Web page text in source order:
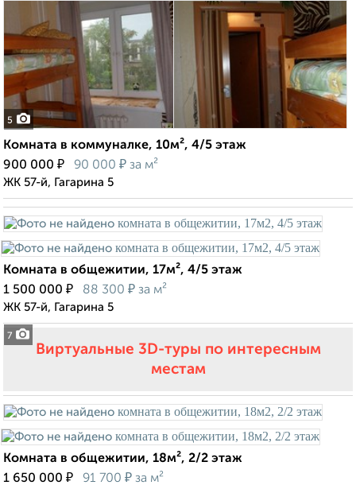
5
Комната в коммуналке, 10м², 4/5 этаж
900 000 ₽ 90 000 ₽ за м²
ЖК 57-й, Гагарина 5
7
Комната в общежитии, 17м², 4/5 этаж
1 500 000 ₽ 88 300 ₽ за м²
ЖК 57-й, Гагарина 5
Виртуальные 3D-туры по интересным
местам
Комната в общежитии, 18м², 2/2 этаж
1 650 000 ₽ 91 700 ₽ за м²